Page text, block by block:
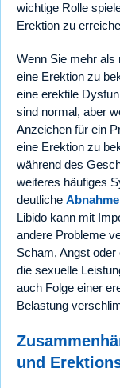
wichtige Rolle
Erektion zu
Wenn Sie mehr als
eine Erektion zu
eine erektile
sind normal, aber
Anzeichen für ein
eine Erektion zu
während des
weiteres häufiges
deutliche
Libido kann mit
andere Probleme
Scham, Angst
die sexuelle
auch Folge einer
Belastung
und